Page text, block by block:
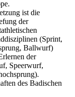
ist die
der
(Sprint,
Ballwurf)
der
Speerwurf,
des Badischen